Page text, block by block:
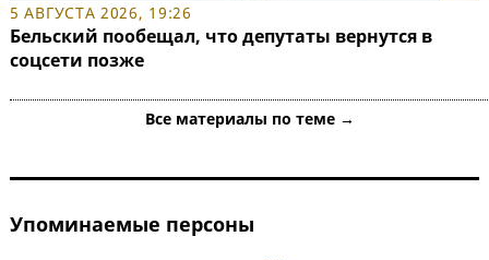
5 АВГУСТА 2026, 19:26
Бельский пообещал, что депутаты вернутся в
соцсети позже
Все материалы по теме →
Упоминаемые персоны